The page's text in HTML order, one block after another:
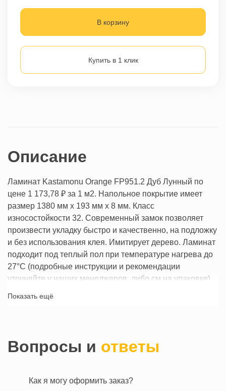
В корзину
Купить в 1 клик
Описание
Ламинат Kastamonu Orange FP951.2 Дуб Лунный по
цене 1 173,78 ₽ за 1 м2. Напольное покрытие имеет
размер 1380 мм х 193 мм х 8 мм. Класс
износостойкости 32. Современный замок позволяет
произвести укладку быстро и качественно, на подложку
и без использования клея. Имитирует дерево. Ламинат
подходит под теплый пол при температуре нагрева до
27°С (подробные инструкции и рекомендации
уточняйте у наших менеджеров, либо см.на упаковке).
укладки — 25 лет.
Моно-Паркет, достаточнооформить заказ
Показать ещё
Вопросы и ответы
Как я могу оформить заказ?